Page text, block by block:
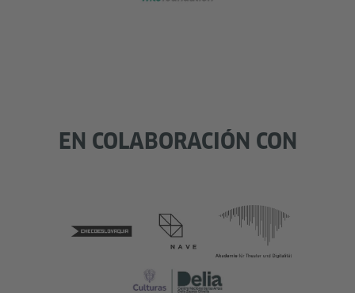
EN COLABORACIÓN CON